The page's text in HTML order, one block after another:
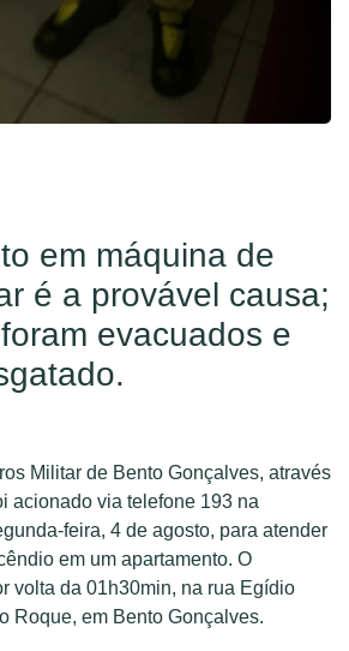
em máquina de
é a provável causa;
evacuados e
Militar de Bento Gonçalves, através
acionado via telefone 193 na
feira, 4 de agosto, para atender
em um apartamento. O
volta da 01h30min, na rua Egídio
Roque, em Bento Gonçalves.